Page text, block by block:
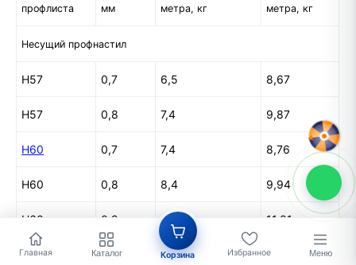
Главная Каталог Корзина Избранное Меню
профлиста
мм
метра, кг
метра, кг
Несущий профнастил
Н57 0,7 6,5 8,67
Н57 0,8 7,4 9,87
Н60 0,7 7,4 8,76
Н60 0,8 8,4 9,94
Н60 0,9 9,3 11,01
Н75 0,7 7,4 9,87